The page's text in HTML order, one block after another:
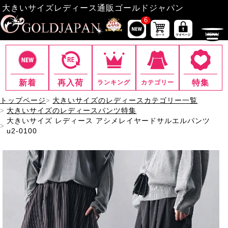
大きいサイズレディース通販ゴールドジャパン
6
新着 再入荷 ランキング カテゴリー 特集
トップページ
大きいサイズのレディースカテゴリー一覧
大きいサイズのレディースパンツ特集
大きいサイズ レディース アシメレイヤードサルエルパンツ
u2-0100